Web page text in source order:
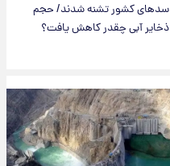
سدهای کشور تشنه شدند/ حجم
ذخایر آبی چقدر کاهش یافت؟